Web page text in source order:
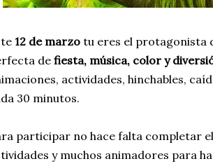
12 de marzo tu eres el protagonista
de fiesta, música, color y
actividades, hinchables,
30 minutos.
participar no hace falta completar
y muchos animadores para